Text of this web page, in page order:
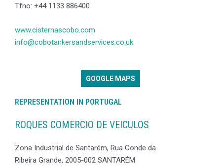
Tfno: +44 1133 886400
www.cisternascobo.com
info@cobotankersandservices.co.uk
GOOGLE MAPS
REPRESENTATION IN PORTUGAL
ROQUES COMERCIO DE VEICULOS
Zona Industrial de Santarém, Rua Conde da
Ribeira Grande, 2005-002 SANTARÉM